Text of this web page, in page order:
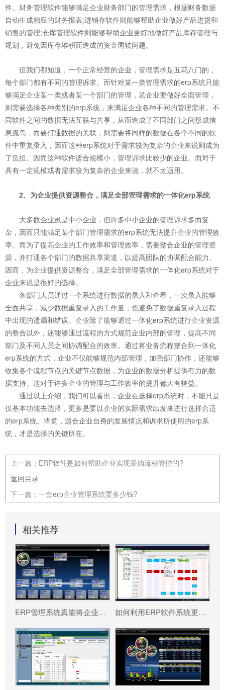
件。财务管理软件能够满足企业财务部门的管理需求，根据财务数据
自动生成相应的财务报表;进销存软件则能够帮助企业做好产品进货和
销售的管理;仓库管理软件则能够帮助企业更好地做好产品库存管理与
规划，避免因库存堆积而造成的资金周转问题。
但我们都知道，一个正常经营的企业，管理需求是五花八门的，
每个部门都有不同的管理诉求。而针对某一类管理需求的erp系统只能
够满足企业某一类或者某一个部门的管理，若企业要做好全面管理，
则需要选择各种类别的erp系统，来满足企业各种不同的管理需求。不
同软件之间的数据无法互联与共享，从而造成了不同部门之间形成信
息孤岛，而要打通数据的关联，则需要将同样的数据在各个不同的软
件中重复录入，因而这种erp系统对于需求较为复杂的企业来说则成为
了负担。因而这种软件适合规模小，管理诉求比较少的企业。而对于
具有一定规模或者需求较为复杂的企业来说，就不太适用。
2、为企业提供资源整合，满足全部管理需求的一体化erp系统
大多数企业虽是中小企业，但许多中小企业的管理诉求多而复
杂，因而只能满足某个部门管理需求的erp系统无法提升企业的管理效
率。而为了提高企业的工作效率和管理效率，需要整合企业的管理资
源，并打通各个部门的数据共享渠道，以提高团队的协调配合能力。
因而，为企业提供资源整合，满足全部管理需求的一体化erp系统对于
企业来说是很好的选择。
各部门人员通过一个系统进行数据的录入和查看，一次录入能够
全面共享，减少数据重复录入的工作量，也避免了数据重复录入过程
中出现的遗漏和错误。企业除了能够通过一体化erp系统进行企业资源
的整合以外，还能够通过流程的方式规范企业内部的管理，提高不同
部门及不同人员之间协调配合的效率。通过将业务流程整合到一体化
erp系统的方式，企业不仅能够规范内部管理，加强部门协作，还能够
收集各个流程节点的关键节点数据，为企业的数据分析提供有力的数
据支持。这对于许多企业的管理与工作效率的提升都大有裨益。
通过以上介绍，我们可以看出，企业在选择erp系统时，不能只是
仅基本功能去选择，更多是要以企业的实际需求出发来进行选择合适
的erp系统。毕竟，适合企业自身的发展情况和诉求所使用的erp系
统，才是选择的关键所在。
上一篇： ERP软件是如何帮助企业实现采购流程管控的?
返回目录
下一篇： 一套erp企业管理系统要多少钱?
相关推荐
ERP管理系统真能将企业数据转化为可执行决策吗? 如何利用ERP软件系统更好提升企业运营效率?